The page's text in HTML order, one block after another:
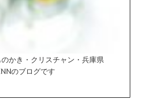
かき・クリスチャン・兵庫県
のブログです